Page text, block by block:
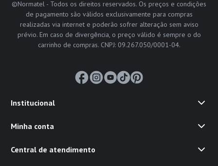
©Normatel - Todos os direitos reservados. Os preços e condições
de pagamento são válidos exclusivamente para compras
realizadas via internet e poderão sofrer alteração sem aviso
prévio. Em caso de divergência, o preço válido é sempre o do
carrinho de compras. CNPJ: 09.267.050/0001-04.
Institucional
Minha conta
Central de atendimento